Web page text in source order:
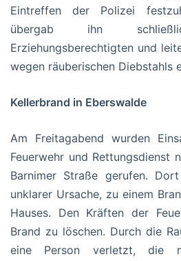
Eintreffen der Polizei
übergab ihn
Erziehungsberechtigten und
wegen räuberischen Diebstahls
Kellerbrand in Eberswalde
Am Freitagabend wurden
Feuerwehr und Rettungsdienst
Barnimer Straße gerufen.
unklarer Ursache, zu einem
Hauses. Den Kräften der
Brand zu löschen. Durch die
eine Person verletzt, die